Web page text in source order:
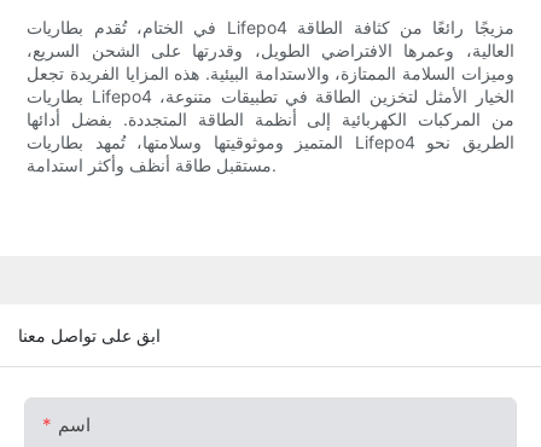
في الختام، تُقدم بطاريات Lifepo4 مزيجًا رائعًا من كثافة الطاقة
العالية، وعمرها الافتراضي الطويل، وقدرتها على الشحن السريع،
وميزات السلامة الممتازة، والاستدامة البيئية. هذه المزايا الفريدة تجعل
بطاريات Lifepo4 الخيار الأمثل لتخزين الطاقة في تطبيقات متنوعة،
من المركبات الكهربائية إلى أنظمة الطاقة المتجددة. بفضل أدائها
المتميز وموثوقيتها وسلامتها، تُمهد بطاريات Lifepo4 الطريق نحو
مستقبل طاقة أنظف وأكثر استدامة.
ابق على تواصل معنا
اسم